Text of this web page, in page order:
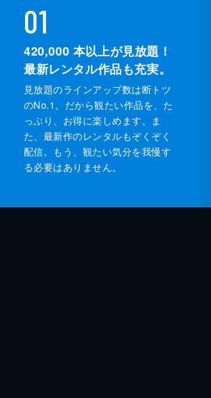
01
420,000 本以上が見放題！
最新レンタル作品も充実。
見放題のラインアップ数は断トツ
のNo.1。だから観たい作品を、た
っぷり、お得に楽しめます。ま
た、最新作のレンタルもぞくぞく
配信。もう、観たい気分を我慢す
る必要はありません。